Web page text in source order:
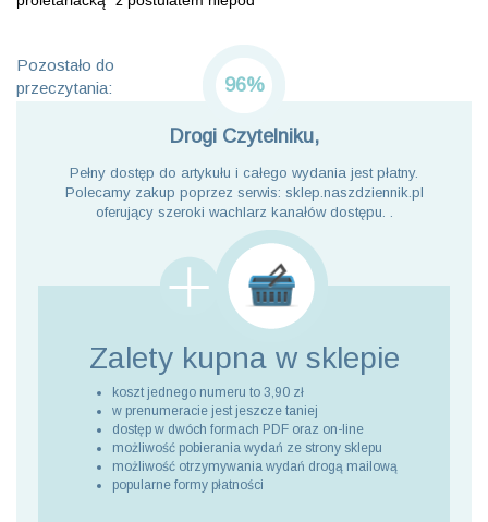
Pozostało do
przeczytania:
96%
Drogi Czytelniku,
Pełny dostęp do artykułu i całego wydania jest płatny.
Polecamy zakup poprzez serwis: sklep.naszdziennik.pl
oferujący szeroki wachlarz kanałów dostępu. .
Zalety kupna w sklepie
koszt jednego numeru to 3,90 zł
w prenumeracie jest jeszcze taniej
dostęp w dwóch formach PDF oraz on-line
możliwość pobierania wydań ze strony sklepu
możliwość otrzymywania wydań drogą mailową
popularne formy płatności